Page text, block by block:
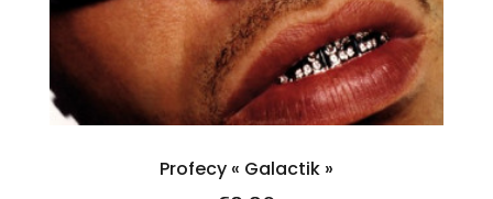
Profecy « Galactik »